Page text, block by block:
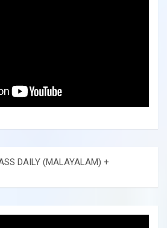
DAILY (MALAYALAM) +